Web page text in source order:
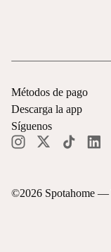
©2026 Spotahome —
Métodos de pago
Descarga la app
Síguenos